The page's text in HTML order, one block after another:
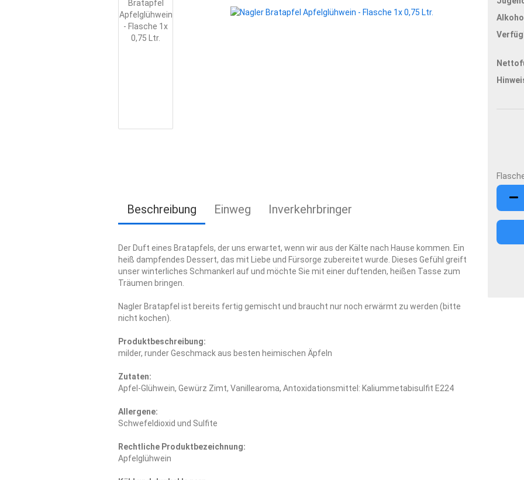
Flasche
Beschreibung Einweg Inverkehrbringer
Der Duft eines Bratapfels, der uns erwartet, wenn wir aus der Kälte nach Hause kommen. Ein
heiß dampfendes Dessert, das mit Liebe und Fürsorge zubereitet wurde. Dieses Gefühl greift
unser winterliches Schmankerl auf und möchte Sie mit einer duftenden, heißen Tasse zum
Träumen bringen.
Nagler Bratapfel ist bereits fertig gemischt und braucht nur noch erwärmt zu werden (bitte
nicht kochen).
Produktbeschreibung:
milder, runder Geschmack aus besten heimischen Äpfeln
Zutaten:
Apfel-Glühwein, Gewürz Zimt, Vanillearoma, Antoxidationsmittel: Kaliummetabisulfit E224
Allergene:
Schwefeldioxid und Sulfite
Rechtliche Produktbezeichnung:
Apfelglühwein